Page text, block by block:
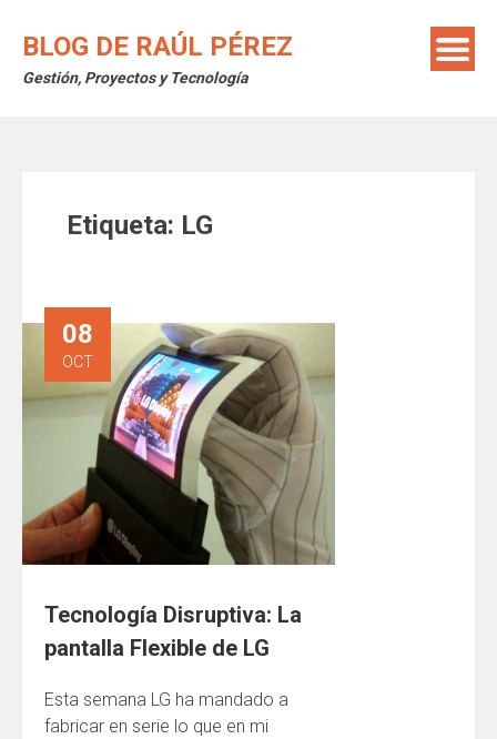
BLOG DE RAÚL PÉREZ
Gestión, Proyectos y Tecnología
Etiqueta: LG
08
OCT
Tecnología Disruptiva: La
pantalla Flexible de LG
Esta semana LG ha mandado a
fabricar en serie lo que en mi